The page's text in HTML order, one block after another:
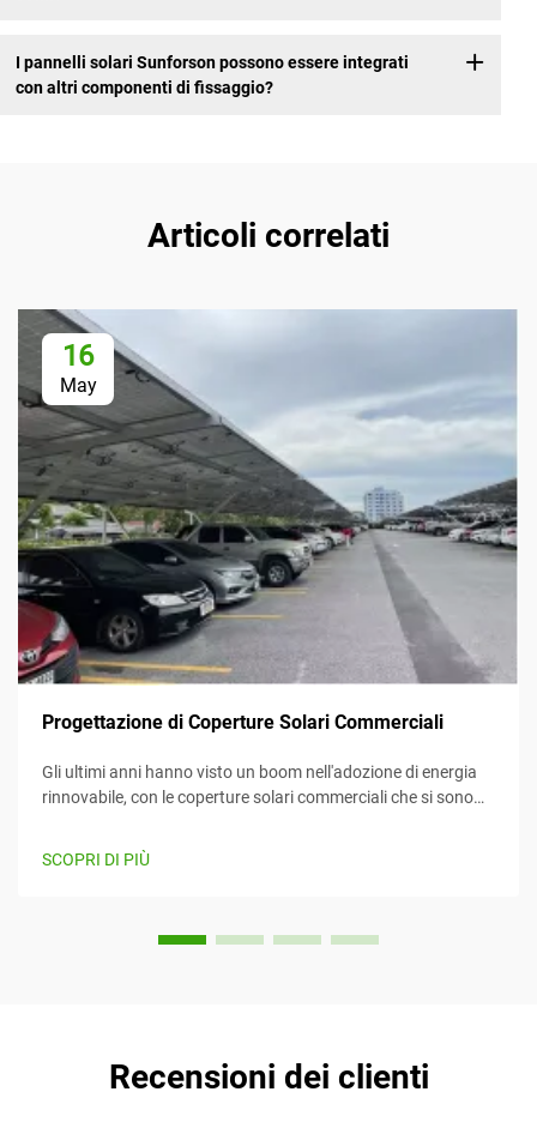
I pannelli solari Sunforson possono essere integrati
con altri componenti di fissaggio?
Articoli correlati
16
May
Progettazione di Coperture Solari Commerciali
Gli ultimi anni hanno visto un boom nell'adozione di energia
rinnovabile, con le coperture solari commerciali che si sono
l'energia solare mentre forniscono contemporaneamente
SCOPRI DI PIÙ
Recensioni dei clienti